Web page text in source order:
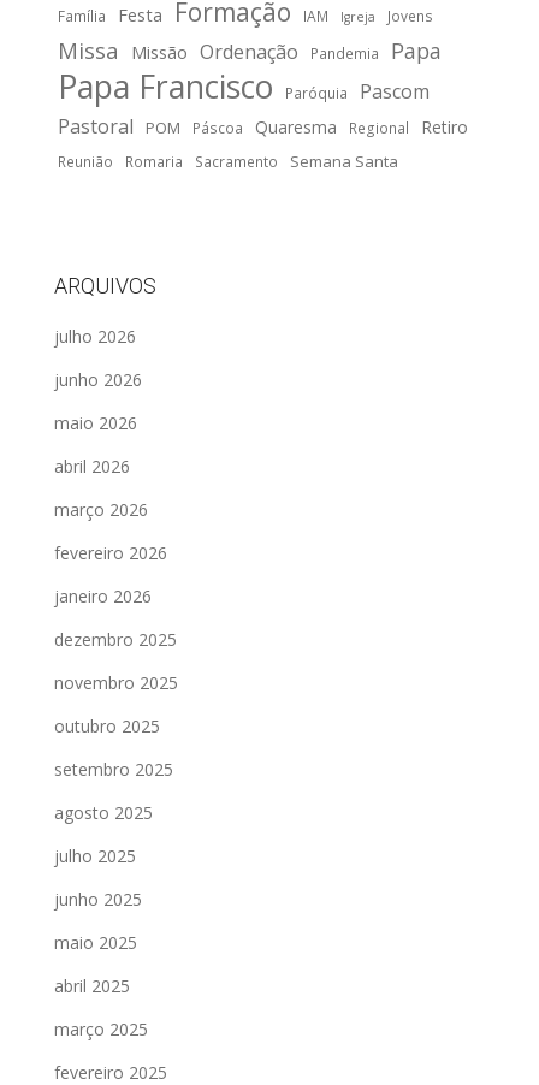
Família Festa Formação IAM Igreja Jovens
Missa Missão Ordenação Pandemia Papa
Papa Francisco Paróquia
Pascom
Pastoral
POM Páscoa Quaresma Regional Retiro
Reunião Romaria Sacramento Semana Santa
ARQUIVOS
julho 2026
junho 2026
maio 2026
abril 2026
março 2026
fevereiro 2026
janeiro 2026
dezembro 2025
novembro 2025
outubro 2025
setembro 2025
agosto 2025
julho 2025
junho 2025
maio 2025
abril 2025
março 2025
fevereiro 2025